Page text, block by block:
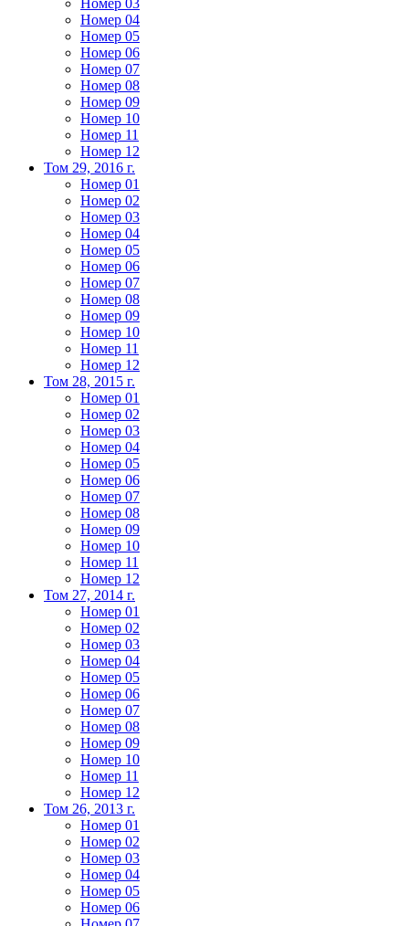
Номер 03
Номер 04
Номер 05
Номер 06
Номер 07
Номер 08
Номер 09
Номер 10
Номер 11
Номер 12
Том 29, 2016 г.
Номер 01
Номер 02
Номер 03
Номер 04
Номер 05
Номер 06
Номер 07
Номер 08
Номер 09
Номер 10
Номер 11
Номер 12
Том 28, 2015 г.
Номер 01
Номер 02
Номер 03
Номер 04
Номер 05
Номер 06
Номер 07
Номер 08
Номер 09
Номер 10
Номер 11
Номер 12
Том 27, 2014 г.
Номер 01
Номер 02
Номер 03
Номер 04
Номер 05
Номер 06
Номер 07
Номер 08
Номер 09
Номер 10
Номер 11
Номер 12
Том 26, 2013 г.
Номер 01
Номер 02
Номер 03
Номер 04
Номер 05
Номер 06